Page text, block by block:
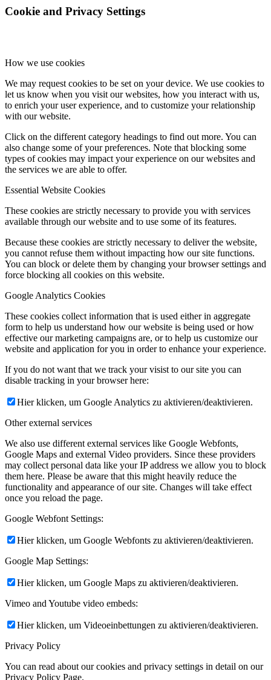
Cookie and Privacy Settings
How we use cookies
We may request cookies to be set on your device. We use cookies to
let us know when you visit our websites, how you interact with us,
to enrich your user experience, and to customize your relationship
with our website.
Click on the different category headings to find out more. You can
also change some of your preferences. Note that blocking some
types of cookies may impact your experience on our websites and
the services we are able to offer.
Essential Website Cookies
These cookies are strictly necessary to provide you with services
available through our website and to use some of its features.
Because these cookies are strictly necessary to deliver the website,
you cannot refuse them without impacting how our site functions.
You can block or delete them by changing your browser settings and
force blocking all cookies on this website.
Google Analytics Cookies
These cookies collect information that is used either in aggregate
form to help us understand how our website is being used or how
effective our marketing campaigns are, or to help us customize our
website and application for you in order to enhance your experience.
If you do not want that we track your visist to our site you can
disable tracking in your browser here:
Hier klicken, um Google Analytics zu aktivieren/deaktivieren.
Other external services
We also use different external services like Google Webfonts,
Google Maps and external Video providers. Since these providers
may collect personal data like your IP address we allow you to block
them here. Please be aware that this might heavily reduce the
functionality and appearance of our site. Changes will take effect
once you reload the page.
Google Webfont Settings:
Hier klicken, um Google Webfonts zu aktivieren/deaktivieren.
Google Map Settings:
Hier klicken, um Google Maps zu aktivieren/deaktivieren.
Vimeo and Youtube video embeds:
Hier klicken, um Videoeinbettungen zu aktivieren/deaktivieren.
Privacy Policy
You can read about our cookies and privacy settings in detail on our
Privacy Policy Page.